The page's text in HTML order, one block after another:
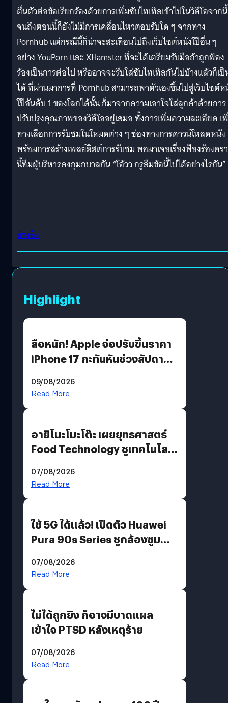
ตื่นตัวต่อข้อเรียกร้องด้วยการเพิ่มซับไทเทิลเข้าไปในวิดีโอจากนี้
จนถึงตอนนี้ก็ยังไม่มีการเคลื่อนไหวตอบรับใด ๆ จากทาง
Pornhub แต่กรณีนี้ก็น่าจะสะเทือนไปถึงเว็บไซต์หนังโป๊อื่น ๆ
อย่าง YouPorn และ XHamster ที่จะได้เตรียมรับมือถ้าถูกฟ้อง
ร้องเป็นการต่อไป หรืออาจจะรีบใส่ซับไทเทิลกันไปบ้างแล้วก็เ
ได้ ที่ผ่านมาการที่ Pornhub สามารถพาตัวเองขึ้นไปสู่เว็บไซต์
โป๊อันดับ 1 ของโลกได้นั้น ก็มาจากความเอาใจใส่ลูกค้าด้วยการ
ปรับปรุงคุณภาพของวิดีโออยู่เสมอ ทั้งการเพิ่มความละเอียด เ
ทางเลือกการรับชมในโหมดต่าง ๆ ช่องทางการดาวน์โหลดหนัง
พร้อมการสร้างเพลย์ลิสต์การรับชม พอมาเจอเรื่องฟ้องร้องคร
นี้ทีมผู้บริหารคงกุมกบาลกัน “โอ้วว กรูลืมข้อนี้ไปได้อย่างไรกัน”
อ้างอิง
Highlight
ลือหนัก! Apple จ่อปรับขึ้นราคา
iPhone 17 กะทันหันช่วงสัปดาห์ที่
09/08/2026
Read More
อายิโนะโมะโต๊ะ เผยยุทธศาสตร์
Food Technology ชูเทคโนโลยี
บริโภคและ B2B
07/08/2026
Read More
ใช้ 5G ได้แล้ว! เปิดตัว Huawei
Pura 90s Series ชูกล้องซูม
07/08/2026
Read More
ไม่ได้ถูกยิง ก็อาจมีบาดแผล
เข้าใจ PTSD หลังเหตุร้าย
07/08/2026
Read More